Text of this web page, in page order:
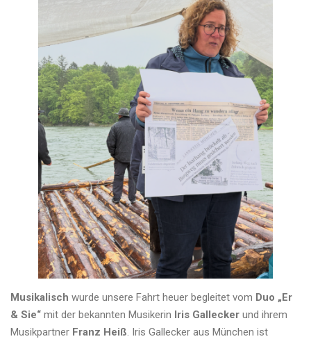
Musikalisch wurde unsere Fahrt heuer begleitet vom Duo „Er
& Sie“ mit der bekannten Musikerin Iris Gallecker und ihrem
Musikpartner Franz Heiß . Iris Gallecker aus München ist